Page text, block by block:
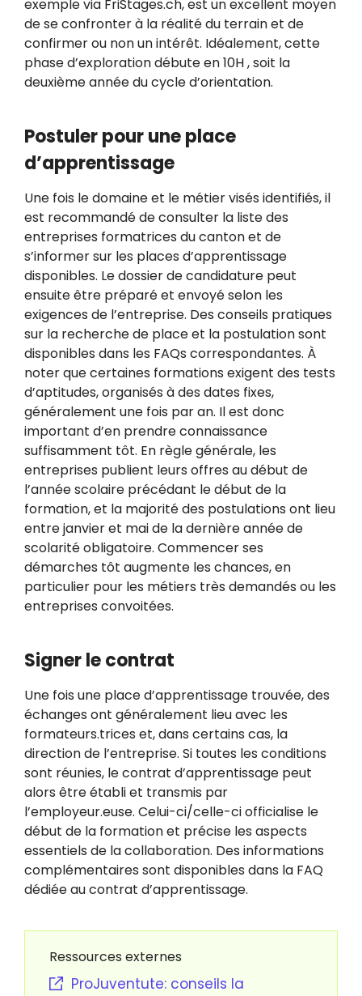
exemple via FriStages.ch, est un excellent moyen
de se confronter à la réalité du terrain et de
confirmer ou non un intérêt. Idéalement, cette
phase d’exploration débute en 10H , soit la
deuxième année du cycle d’orientation.
Postuler pour une place
d’apprentissage
Une fois le domaine et le métier visés identifiés, il
est recommandé de consulter la liste des
entreprises formatrices du canton et de
s’informer sur les places d’apprentissage
disponibles. Le dossier de candidature peut
ensuite être préparé et envoyé selon les
exigences de l’entreprise. Des conseils pratiques
sur la recherche de place et la postulation sont
disponibles dans les FAQs correspondantes. À
noter que certaines formations exigent des tests
d’aptitudes, organisés à des dates fixes,
généralement une fois par an. Il est donc
important d’en prendre connaissance
suffisamment tôt. En règle générale, les
entreprises publient leurs offres au début de
l’année scolaire précédant le début de la
formation, et la majorité des postulations ont lieu
entre janvier et mai de la dernière année de
scolarité obligatoire. Commencer ses
démarches tôt augmente les chances, en
particulier pour les métiers très demandés ou les
entreprises convoitées.
Signer le contrat
Une fois une place d’apprentissage trouvée, des
échanges ont généralement lieu avec les
formateurs.trices et, dans certains cas, la
direction de l’entreprise. Si toutes les conditions
sont réunies, le contrat d’apprentissage peut
alors être établi et transmis par
l’employeur.euse. Celui-ci/celle-ci officialise le
début de la formation et précise les aspects
essentiels de la collaboration. Des informations
complémentaires sont disponibles dans la FAQ
dédiée au contrat d’apprentissage.
Ressources externes
ProJuventute: conseils la